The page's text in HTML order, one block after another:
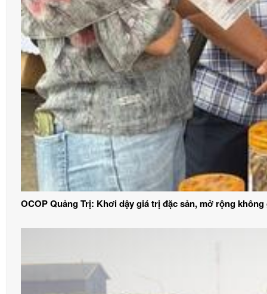
OCOP Quảng Trị: Khơi dậy giá trị đặc sản, mở rộng